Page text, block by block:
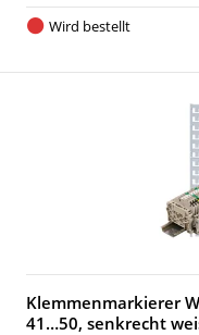
Wird bestellt
Klemmenmarkierer
41…50, senkrecht